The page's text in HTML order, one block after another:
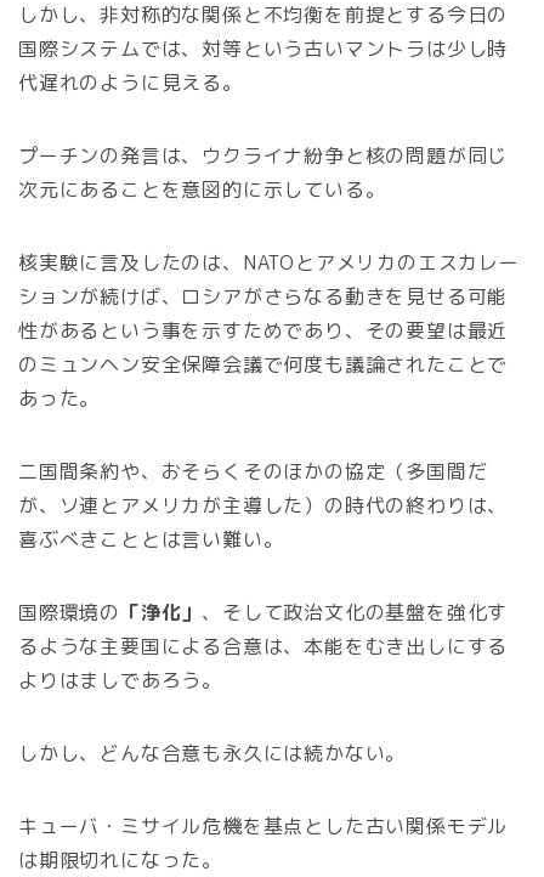
しかし、非対称的な関係と不均衡を前提とする今日の
国際システムでは、対等という古いマントラは少し時
代遅れのように見える。
プーチンの発言は、ウクライナ紛争と核の問題が同じ
次元にあることを意図的に示している。
核実験に言及したのは、NATOとアメリカのエスカレー
ションが続けば、ロシアがさらなる動きを見せる可能
性があるという事を示すためであり、その要望は最近
のミュンヘン安全保障会議で何度も議論されたことで
あった。
二国間条約や、おそらくそのほかの協定（多国間だ
が、ソ連とアメリカが主導した）の時代の終わりは、
喜ぶべきこととは言い難い。
国際環境の 「浄化」 、そして政治文化の基盤を強化す
るような主要国による合意は、本能をむき出しにする
よりはましであろう。
しかし、どんな合意も永久には続かない。
キューバ・ミサイル危機を基点とした古い関係モデル
は期限切れになった。